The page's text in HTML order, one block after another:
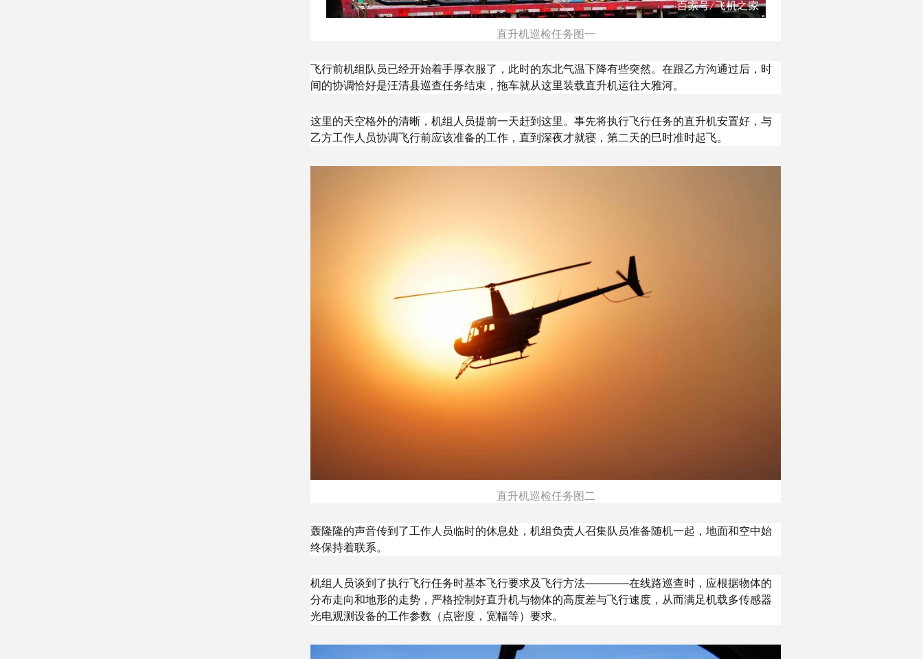
直升机巡检任务图一
飞行前机组队员已经开始着手厚衣服了，此时的东北气温下降有些突然。在跟乙方沟通过后，时
间的协调恰好是汪清县巡查任务结束，拖车就从这里装载直升机运往大雅河。
这里的天空格外的清晰，机组人员提前一天赶到这里。事先将执行飞行任务的直升机安置好，与
乙方工作人员协调飞行前应该准备的工作，直到深夜才就寝，第二天的巳时准时起飞。
直升机巡检任务图二
轰隆隆的声音传到了工作人员临时的休息处，机组负责人召集队员准备随机一起，地面和空中始
终保持着联系。
机组人员谈到了执行飞行任务时基本飞行要求及飞行方法————在线路巡查时，应根据物体的
分布走向和地形的走势，严格控制好直升机与物体的高度差与飞行速度，从而满足机载多传感器
光电观测设备的工作参数（点密度，宽幅等）要求。